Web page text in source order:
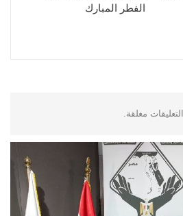
الفطر المبارك
التعليقات مغلقة.